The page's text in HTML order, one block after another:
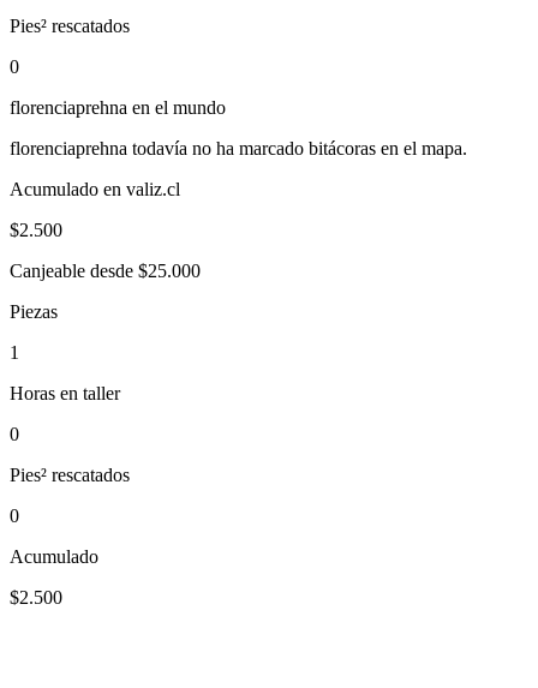
Pies² rescatados
0
florenciaprehna en el mundo
florenciaprehna todavía no ha marcado bitácoras en el mapa.
Acumulado en valiz.cl
$2.500
Canjeable desde $25.000
Piezas
1
Horas en taller
0
Pies² rescatados
0
Acumulado
$2.500